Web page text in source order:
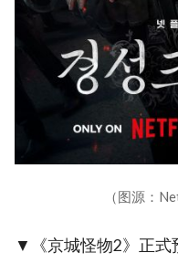
（图源：
▼《京城怪物2》正式